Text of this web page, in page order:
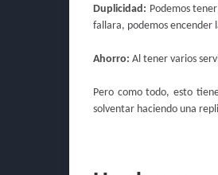
Duplicidad: Podemos
fallara, podemos encender
Ahorro: Al tener varios
Pero como todo, esto
solventar haciendo una